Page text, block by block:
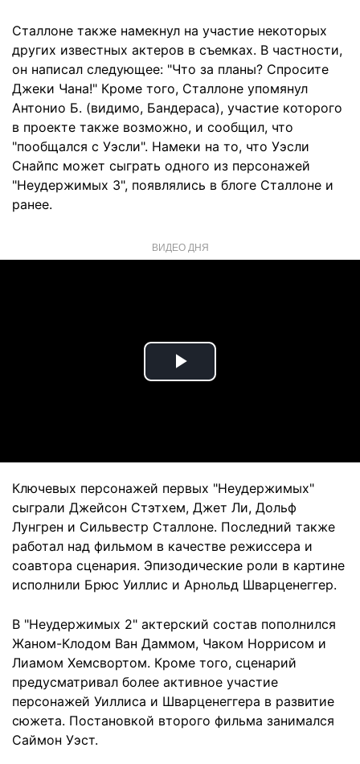
Сталлоне также намекнул на участие некоторых
других известных актеров в съемках. В частности,
он написал следующее: "Что за планы? Спросите
Джеки Чана!" Кроме того, Сталлоне упомянул
Антонио Б. (видимо, Бандераса), участие которого
в проекте также возможно, и сообщил, что
"пообщался с Уэсли". Намеки на то, что Уэсли
Снайпс может сыграть одного из персонажей
"Неудержимых 3", появлялись в блоге Сталлоне и
ранее.
ВИДЕО ДНЯ
Play
Ключевых персонажей первых "Неудержимых"
сыграли Джейсон Стэтхем, Джет Ли, Дольф
Лунгрен и Сильвестр Сталлоне. Последний также
работал над фильмом в качестве режиссера и
соавтора сценария. Эпизодические роли в картине
исполнили Брюс Уиллис и Арнольд Шварценеггер.
В "Неудержимых 2" актерский состав пополнился
Жаном-Клодом Ван Даммом, Чаком Норрисом и
Лиамом Хемсвортом. Кроме того, сценарий
предусматривал более активное участие
персонажей Уиллиса и Шварценеггера в развитие
сюжета. Постановкой второго фильма занимался
Саймон Уэст.